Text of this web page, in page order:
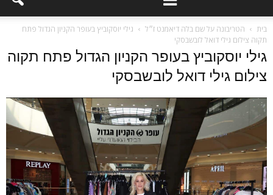
בית הטריבונה על שם בלה דיאמנט ז״ל
גילי יוסקוביץ בעופר הקניון הגדול פתח
תקוה צילום גילי דואל לובשבסקי
גילי יוסקוביץ בעופר הקניון הגדול פתח תקוה
צילום גילי דואל לובשבסקי